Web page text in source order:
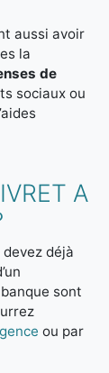
aussi avoir
la
de
sociaux ou
A
devez déjà
sont
ou par